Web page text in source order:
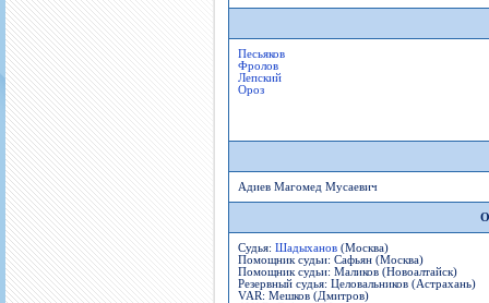
Песьяков
Фролов
Лепский
Ороз
Адиев Магомед Мусаевич
Судья: Шадыханов (Москва)
Помощник судьи: Сафьян (Москва)
Помощник судьи: Маликов (Новоалтайск)
Резервный судья: Целовальников (Астрахань)
VAR: Мешков (Дмитров)